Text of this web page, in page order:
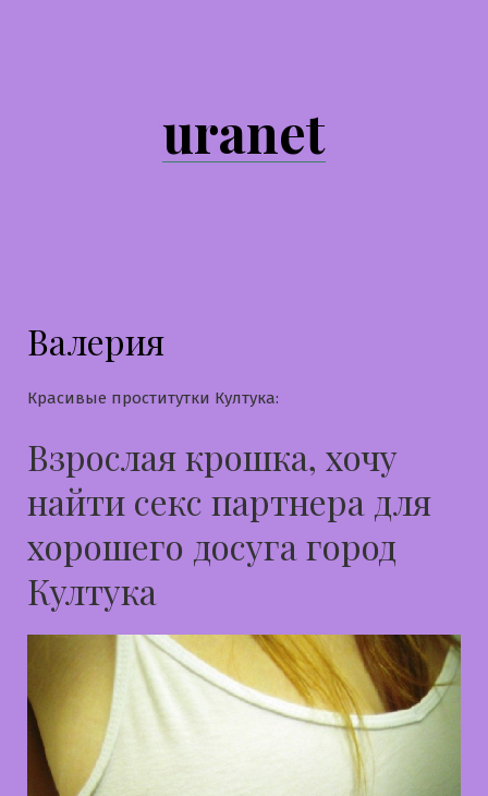
uranet
Валерия
Красивые проститутки Култука:
Взрослая крошка, хочу
найти секс партнера для
хорошего досуга город
Култука